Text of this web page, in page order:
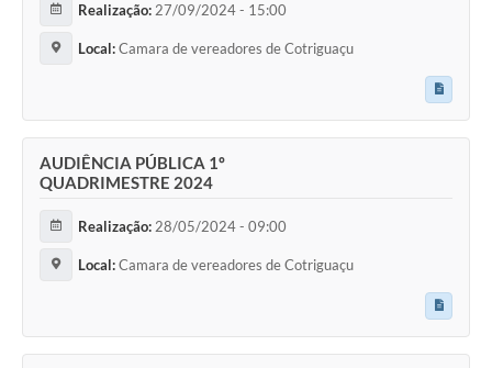
Realização: 27/09/2024 - 15:00
Local:Camara de vereadores de Cotriguaçu
AUDIÊNCIA PÚBLICA 1º
QUADRIMESTRE 2024
Realização: 28/05/2024 - 09:00
Local:Camara de vereadores de Cotriguaçu